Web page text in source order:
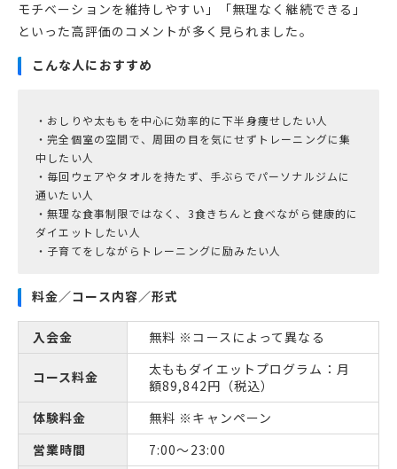
モチベーションを維持しやすい」「無理なく継続できる」
といった高評価のコメントが多く見られました。
こんな人におすすめ
・おしりや太ももを中心に効率的に下半身痩せしたい人
・完全個室の空間で、周囲の目を気にせずトレーニングに集
中したい人
・毎回ウェアやタオルを持たず、手ぶらでパーソナルジムに
通いたい人
・無理な食事制限ではなく、3食きちんと食べながら健康的に
ダイエットしたい人
料金／コース内容／形式
入会金 無料 ※コースによって異なる
コース料金
太ももダイエットプログラム：月
額89,842円（税込）
体験料金
無料 ※キャンペーン
営業時間
7:00～23:00